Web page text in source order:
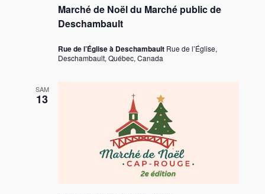
Marché de Noël du Marché public de
Deschambault
Rue de l’Église à Deschambault Rue de l’Église,
Deschambault, Québec, Canada
SAM
13